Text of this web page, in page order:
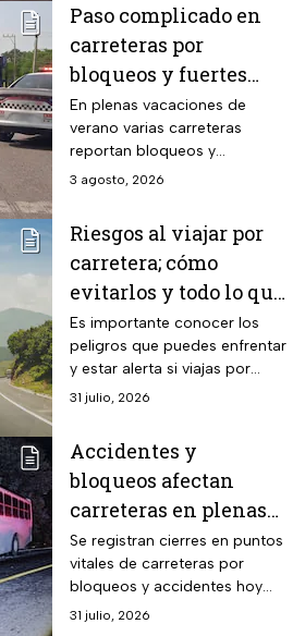
Paso complicado en
carreteras por
bloqueos y fuertes
accidentes hoy 3 de
agosto
En plenas vacaciones de
verano varias carreteras
reportan bloqueos y
accidentes hoy lunes
3 agosto, 2026
Riesgos al viajar por
carretera; cómo
evitarlos y todo lo que
debes saber
Es importante conocer los
peligros que puedes enfrentar
y estar alerta si viajas por
carretera
31 julio, 2026
Accidentes y
bloqueos afectan
carreteras en plenas
vacaciones de verano;
minuto a minuto hoy
31 de julio
Se registran cierres en puntos
vitales de carreteras por
bloqueos y accidentes hoy
viernes
31 julio, 2026